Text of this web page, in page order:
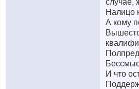
случае,
Налицо
А кому
И что